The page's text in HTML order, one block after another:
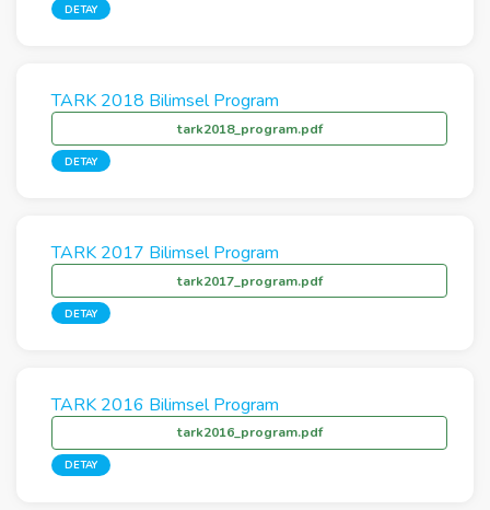
DETAY
TARK 2018 Bilimsel Program
tark2018_program.pdf
DETAY
TARK 2017 Bilimsel Program
tark2017_program.pdf
DETAY
TARK 2016 Bilimsel Program
tark2016_program.pdf
DETAY